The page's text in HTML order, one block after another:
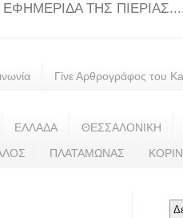
ΤΗΣ
Γίνε Αρθρογράφος του
ΕΛΛΑΔΑ ΘΕΣΣΑΛΟΝΙΚΗ
ΠΛΑΤΑΜΩΝΑΣ